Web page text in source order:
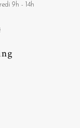
9h - 14h